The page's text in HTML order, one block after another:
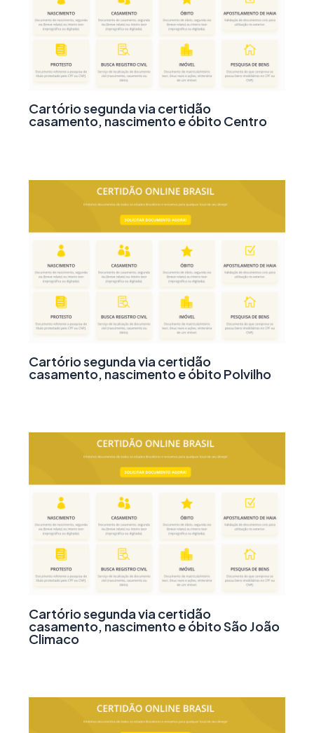
Cartório segunda via certidão
casamento, nascimento e óbito Centro
Cartório segunda via certidão
casamento, nascimento e óbito Polvilho
Cartório segunda via certidão
casamento, nascimento e óbito São João
Climaco